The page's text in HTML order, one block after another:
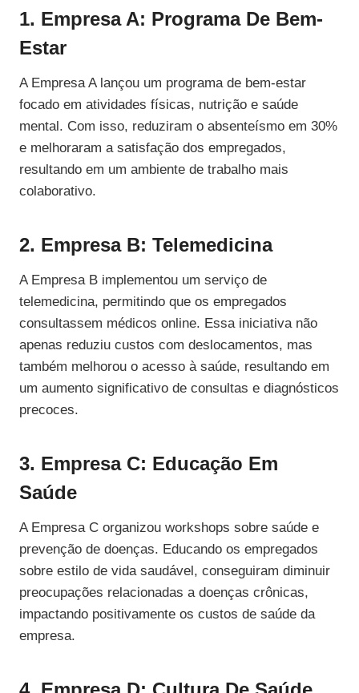
1. Empresa A: Programa De Bem-
Estar
A Empresa A lançou um programa de bem-estar
focado em atividades físicas, nutrição e saúde
mental. Com isso, reduziram o absenteísmo em 30%
e melhoraram a satisfação dos empregados,
resultando em um ambiente de trabalho mais
colaborativo.
2. Empresa B: Telemedicina
A Empresa B implementou um serviço de
telemedicina, permitindo que os empregados
consultassem médicos online. Essa iniciativa não
apenas reduziu custos com deslocamentos, mas
também melhorou o acesso à saúde, resultando em
um aumento significativo de consultas e diagnósticos
precoces.
3. Empresa C: Educação Em
Saúde
A Empresa C organizou workshops sobre saúde e
prevenção de doenças. Educando os empregados
sobre estilo de vida saudável, conseguiram diminuir
preocupações relacionadas a doenças crônicas,
impactando positivamente os custos de saúde da
empresa.